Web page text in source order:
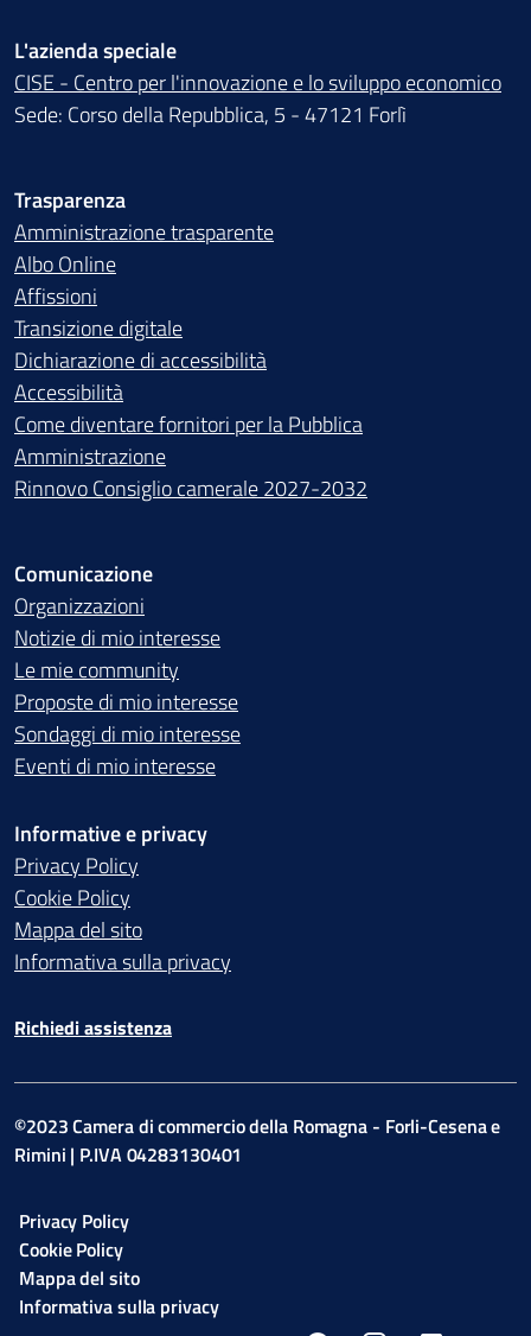
L'azienda speciale
CISE - Centro per l'innovazione e lo sviluppo economico
Sede: Corso della Repubblica, 5 - 47121 Forlì
Trasparenza
Amministrazione trasparente
Albo Online
Affissioni
Transizione digitale
Dichiarazione di accessibilità
Accessibilità
Come diventare fornitori per la Pubblica
Amministrazione
Rinnovo Consiglio camerale 2027-2032
Comunicazione
Organizzazioni
Notizie di mio interesse
Le mie community
Proposte di mio interesse
Sondaggi di mio interesse
Eventi di mio interesse
Informative e privacy
Privacy Policy
Cookie Policy
Mappa del sito
Informativa sulla privacy
Richiedi assistenza
©2023 Camera di commercio della Romagna - Forli-Cesena e
Rimini | P.IVA 04283130401
Privacy Policy
Cookie Policy
Mappa del sito
Informativa sulla privacy